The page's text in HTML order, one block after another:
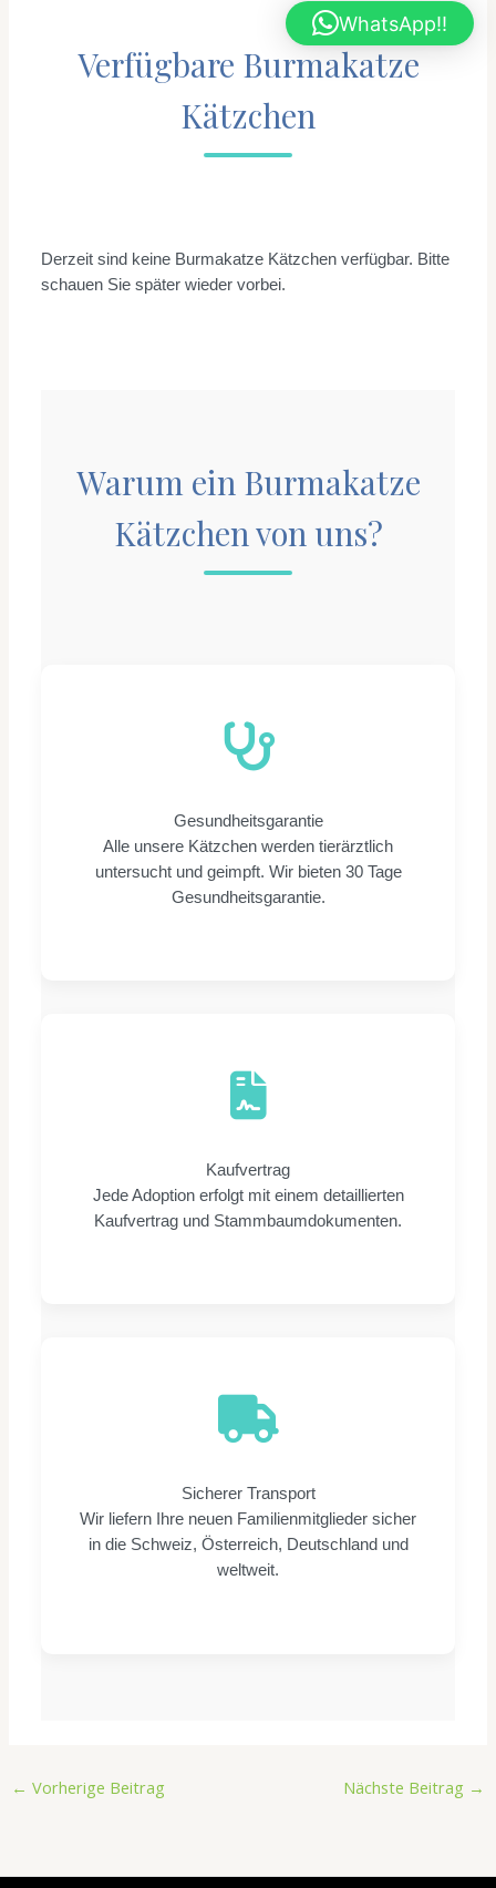
Verfügbare Burmakatze
Kätzchen
Derzeit sind keine Burmakatze Kätzchen verfügbar. Bitte
schauen Sie später wieder vorbei.
Warum ein Burmakatze
Kätzchen von uns?
Gesundheitsgarantie
Alle unsere Kätzchen werden tierärztlich
untersucht und geimpft. Wir bieten 30 Tage
Gesundheitsgarantie.
Kaufvertrag
Jede Adoption erfolgt mit einem detaillierten
Kaufvertrag und Stammbaumdokumenten.
Sicherer Transport
Wir liefern Ihre neuen Familienmitglieder sicher
in die Schweiz, Österreich, Deutschland und
weltweit.
← Vorherige Beitrag Nächste Beitrag →
WhatsApp!!